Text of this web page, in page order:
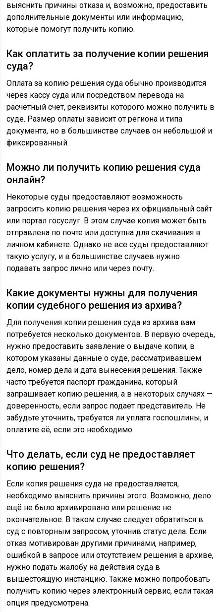
выяснить причины отказа и, возможно, предоставить
дополнительные документы или информацию,
которые помогут получить копию.
Как оплатить за получение копии решения
суда?
Оплата за копию решения суда обычно производится
через кассу суда или посредством перевода на
расчетный счет, реквизиты которого можно получить в
суде. Размер оплаты зависит от региона и типа
документа, но в большинстве случаев он небольшой и
фиксированный.
Можно ли получить копию решения суда
онлайн?
Некоторые суды предоставляют возможность
запросить копию решения через их официальный сайт
или портал госуслуг. В этом случае копия может быть
отправлена по почте или доступна для скачивания в
личном кабинете. Однако не все суды предоставляют
такую услугу, и в большинстве случаев нужно
подавать запрос лично или через почту.
Какие документы нужны для получения
копии судебного решения из архива?
Для получения копии решения суда из архива вам
потребуется несколько документов. В первую очередь,
нужно предоставить заявление о выдаче копии, в
котором указаны данные о суде, рассматривавшем
дело, номер дела и дата вынесения решения. Также
часто требуется паспорт гражданина, который
запрашивает копию решения, а в некоторых случаях —
доверенность, если запрос подаёт представитель. Не
забудьте уточнить, требуется ли уплата госпошлины, и
оплатите её, если это необходимо.
Что делать, если суд не предоставляет
копию решения?
Если копия решения суда не предоставляется,
необходимо выяснить причины этого. Возможно, дело
ещё не было архивировано или решение не
окончательное. В таком случае следует обратиться в
суд с повторным запросом, уточнив статус дела. Если
отказ мотивирован другими причинами, например,
ошибкой в запросе или отсутствием решения в архиве,
нужно подать жалобу на действия суда в
вышестоящую инстанцию. Также можно попробовать
получить копию через электронный сервис, если такая
опция предусмотрена.